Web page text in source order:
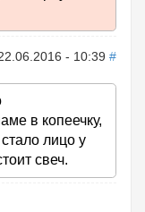
- 10:39 #
в копеечку,
лицо у
свеч.